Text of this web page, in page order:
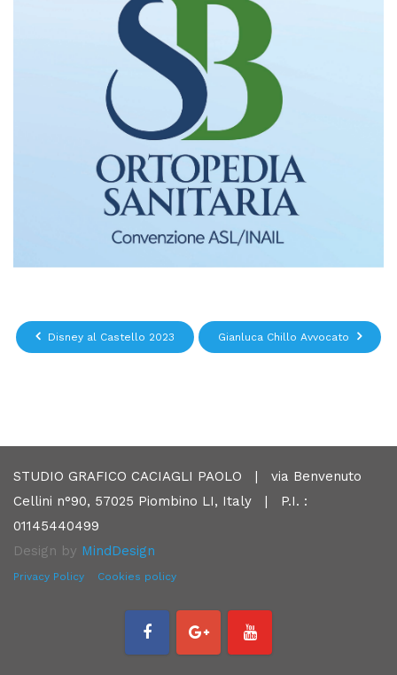
Disney al Castello 2023 Gianluca Chillo Avvocato
STUDIO GRAFICO CACIAGLI PAOLO | via Benvenuto
Cellini n°90, 57025 Piombino LI, Italy | P.I. :
01145440499
Design by MindDesign
Privacy Policy Cookies policy